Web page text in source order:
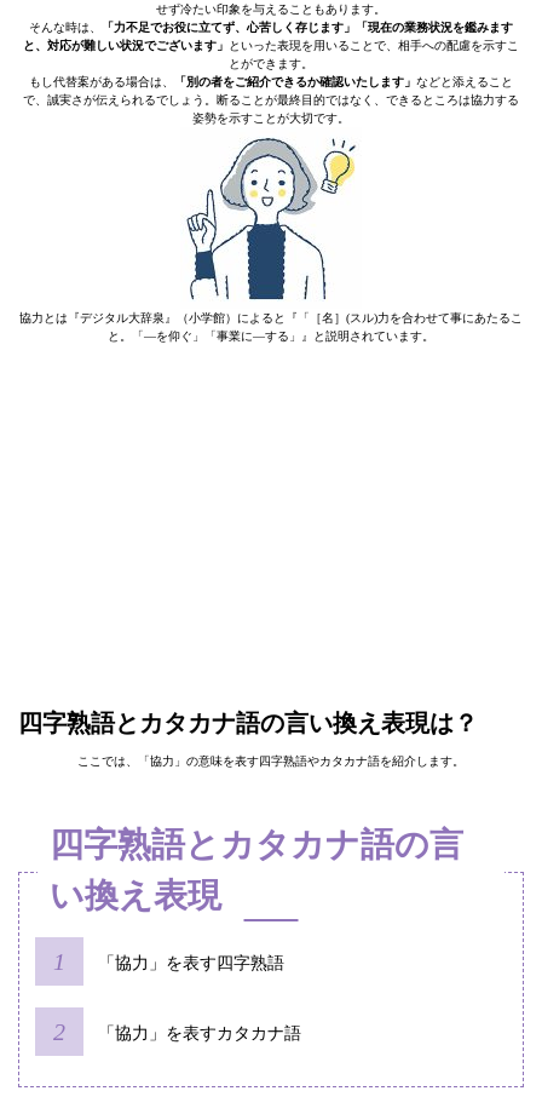
せず冷たい印象を与えることもあります。
そんな時は、
「力不足でお役に立てず、心苦しく存じます」「現在の業務状況を鑑みます
と、対応が難しい状況でございます」
といった表現を用いることで、相手への配慮を示すこ
とができます。
もし代替案がある場合は、
「別の者をご紹介できるか確認いたします」 などと添えること
で、誠実さが伝えられるでしょう。断ることが最終目的ではなく、できるところは協力する
姿勢を示すことが大切です。
協力とは『デジタル大辞泉』（小学館）によると『「［名］(スル)力を合わせて事にあたるこ
と。「―を仰ぐ」「事業に―する」』と説明されています。
四字熟語とカタカナ語の言い換え表現は？
ここでは、「協力」の意味を表す四字熟語やカタカナ語を紹介します。
四字熟語とカタカナ語の言
い換え表現
「協力」を表す四字熟語
「協力」を表すカタカナ語